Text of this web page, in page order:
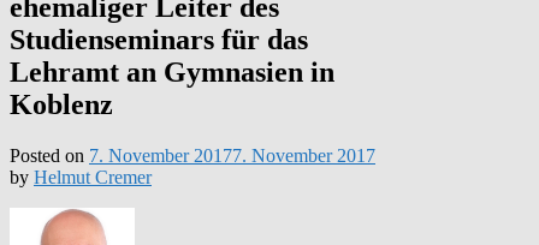
ehemaliger Leiter des
Studienseminars für das
Lehramt an Gymnasien in
Koblenz
Posted on 7. November 20177. November 2017
by Helmut Cremer